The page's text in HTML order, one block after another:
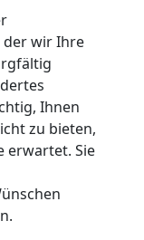
der wir Ihre
Ihnen
zu bieten,
erwartet. Sie